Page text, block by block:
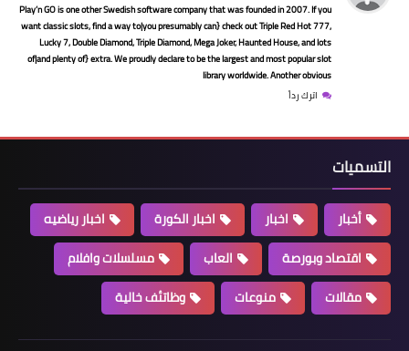
أخبار
فيتوريا يعلن 28 لاعبا في قائمة منتخب
مصر لمعسكر يونيو
Play’n GO is one other Swedish software company that was founded in 2007. If you
want classic slots, find a way to|you presumably can} check out Triple Red Hot 777,
Lucky 7, Double Diamond, Triple Diamond, Mega Joker, Haunted House, and lots
of|and plenty of} extra. We proudly declare to be the largest and most popular slot
library worldwide. Another obvious
اترك رداً
التسميات
أخبار اخبار اخبار الكورة
اخبار رياضيه
اقتصاد وبورصة
العاب
مسلسلات وافلام
مقالات
منوعات وظاتئف خالية